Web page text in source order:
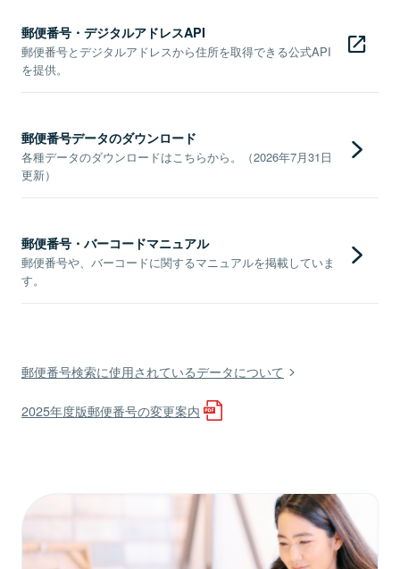
郵便番号・デジタルアドレスAPI
郵便番号とデジタルアドレスから住所を取得できる公式API
を提供。
郵便番号データのダウンロード
各種データのダウンロードはこちらから。（2026年7月31日
更新）
郵便番号・バーコードマニュアル
郵便番号や、バーコードに関するマニュアルを掲載していま
す。
郵便番号検索に使用されているデータについて
2025年度版郵便番号の変更案内